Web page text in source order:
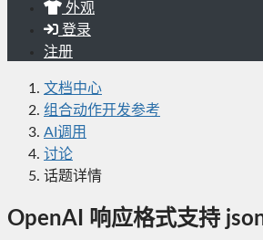
外观
登录
注册
文档中心
组合动作开发参考
AI调用
讨论
话题详情
OpenAI 响应格式支持